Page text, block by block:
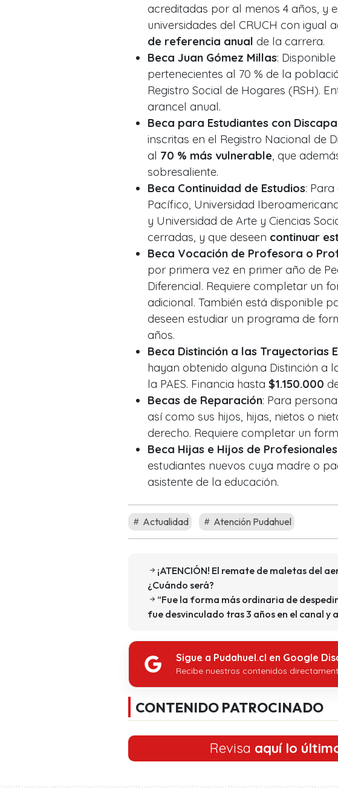
acreditadas por al menos 4 años, y
universidades del CRUCH con igual
de referencia anual de la carrera.
Beca Juan Gómez Millas:
pertenecientes al 70 % de la
Registro Social de Hogares (RSH).
arancel anual.
Beca para Estudiantes con
inscritas en el Registro Nacional de
al 70 % más vulnerable , que
sobresaliente.
Beca Continuidad de Estudios:
Pacífico, Universidad
y Universidad de Arte y Ciencias
cerradas, y que deseen continuar
Beca Vocación de Profesora o
por primera vez en primer año de
Diferencial. Requiere completar un
adicional. También está disponible
deseen estudiar un programa de
años.
Beca Distinción a las Trayectorias
hayan obtenido alguna Distinción a
la PAES. Financia hasta $1.150.000
Becas de Reparación: Para
así como sus hijos, hijas, nietos o
derecho. Requiere completar un
Beca Hijas e Hijos de
estudiantes nuevos cuya madre o
asistente de la educación.
Actualidad Atención Pudahuel
¡ATENCIÓN! El remate de maletas del
¿Cuándo será?
“Fue la forma más ordinaria de
fue desvinculado tras 3 años en el canal y
Sigue a Pudahuel.cl en Google
Recibe nuestros contenidos
CONTENIDO PATROCINADO
Revisa aquí lo